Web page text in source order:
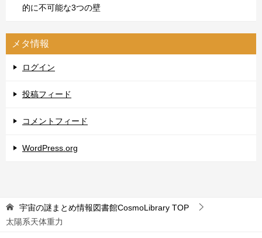
的に不可能な3つの壁
メタ情報
ログイン
投稿フィード
コメントフィード
WordPress.org
宇宙の謎まとめ情報図書館CosmoLibrary TOP
太陽系天体重力